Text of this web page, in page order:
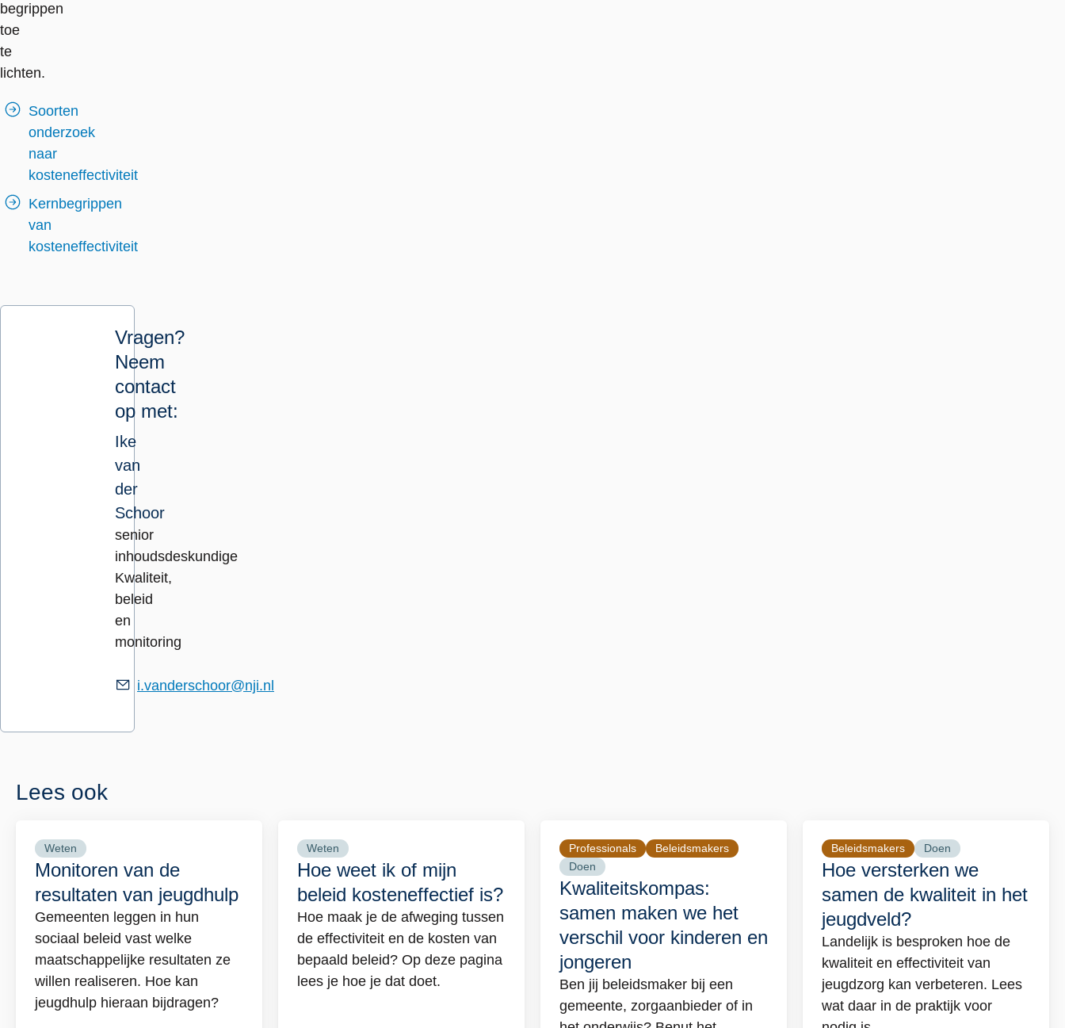
begrippen
toe
te
lichten.
Soorten
onderzoek
naar
kosteneffectiviteit
Kernbegrippen
van
kosteneffectiviteit
Vragen?
Neem
contact
op met:
Ike
van
der
Schoor
senior
inhoudsdeskundige
Kwaliteit,
beleid
en
monitoring
i.vanderschoor@nji.nl
Lees ook
Monitoren van de
resultaten van jeugdhulp
Weten
Gemeenten leggen in hun
sociaal beleid vast welke
maatschappelijke resultaten ze
willen realiseren. Hoe kan
jeugdhulp hieraan bijdragen?
Lees
meer
over
Monitoren
van
de
resultaten
van
Hoe weet ik of mijn
beleid kosteneffectief is?
Weten
Hoe maak je de afweging tussen
de effectiviteit en de kosten van
bepaald beleid? Op deze pagina
lees je hoe je dat doet.
Lees
meer
over
Hoe
weet
ik
of
Kwaliteitskompas:
samen maken we het
verschil voor kinderen en
jongeren
Professionals
Beleidsmakers
Doen
Ben jij beleidsmaker bij een
gemeente, zorgaanbieder of in
Lees
meer
over
Kwaliteitskompas:
samen
maken
we
het
verschil
Hoe versterken we
samen de kwaliteit in het
jeugdveld?
Beleidsmakers Doen
Landelijk is besproken hoe de
kwaliteit en effectiviteit van
jeugdzorg kan verbeteren. Lees
wat daar in de praktijk voor
Lees
meer
over
Hoe
versterken
we
samen
de
kwaliteit